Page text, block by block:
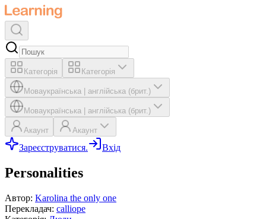
Категорія Категорія
Моваукраїнська англійська (брит.)
Моваукраїнська англійська (брит.)
Акаунт Акаунт
Зареєструватися. Вхід
Personalities
Автор: Karolina the only one
Перекладач: calliope